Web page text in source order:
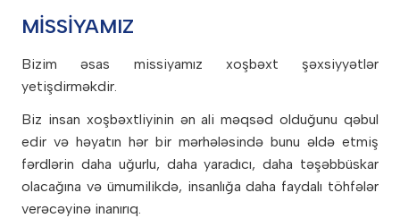
Müqavilələrin yenilənməsi
qidalanma
Psixoloji və tibbi dəstək
House Sistemi
Leader in Me
STEAM Hub
Məzunlarımızın uğur hekayələri
Kembric
Kurikulum icmalı
Mükəmməl öyrətmə və
MİSSİYAMIZ
Bizim əsas missiyamız xoşbəxt şəxsiyyətlər
yetişdirməkdir.
Biz insan xoşbəxtliyinin ən ali məqsəd olduğunu qəbul
edir və həyatın hər bir mərhələsində bunu əldə etmiş
fərdlərin daha uğurlu, daha yaradıcı, daha təşəbbüskar
olacağına və ümumilikdə, insanlığa daha faydalı töhfələr
verəcəyinə inanırıq.